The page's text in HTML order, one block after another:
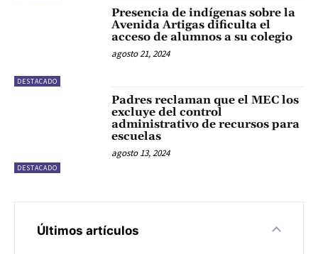
DESTACADO
Presencia de indígenas sobre la
Avenida Artigas dificulta el
acceso de alumnos a su colegio
agosto 21, 2024
DESTACADO
Padres reclaman que el MEC los
excluye del control
administrativo de recursos para
escuelas
agosto 13, 2024
Últimos artículos